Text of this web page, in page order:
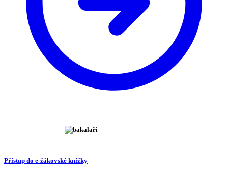
Přístup do e-žákovské knížky